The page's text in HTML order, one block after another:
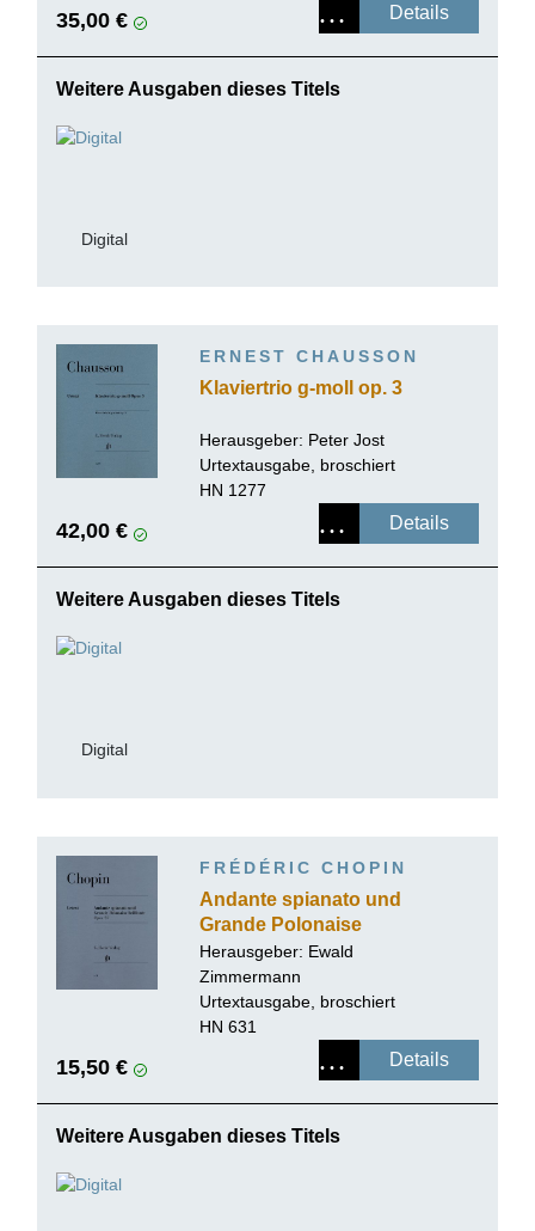
35,00 € Details
Weitere Ausgaben dieses Titels
Digital
ERNEST CHAUSSON
Klaviertrio g-moll op. 3
Herausgeber: Peter Jost
Urtextausgabe, broschiert
HN 1277
42,00 € Details
Weitere Ausgaben dieses Titels
Digital
FRÉDÉRIC CHOPIN
Andante spianato und
Grande Polonaise
brillante Es-dur op. 22
Herausgeber: Ewald
Zimmermann
Urtextausgabe, broschiert
HN 631
15,50 € Details
Weitere Ausgaben dieses Titels